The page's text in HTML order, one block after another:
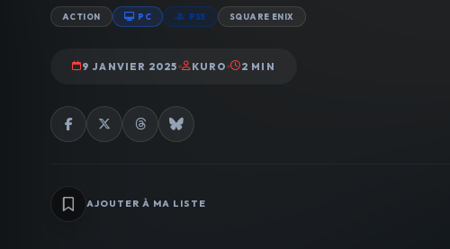
ACTION PC PS5 SQUARE ENIX
9 JANVIER 2025 KURO 2 MIN
AJOUTER À MA LISTE